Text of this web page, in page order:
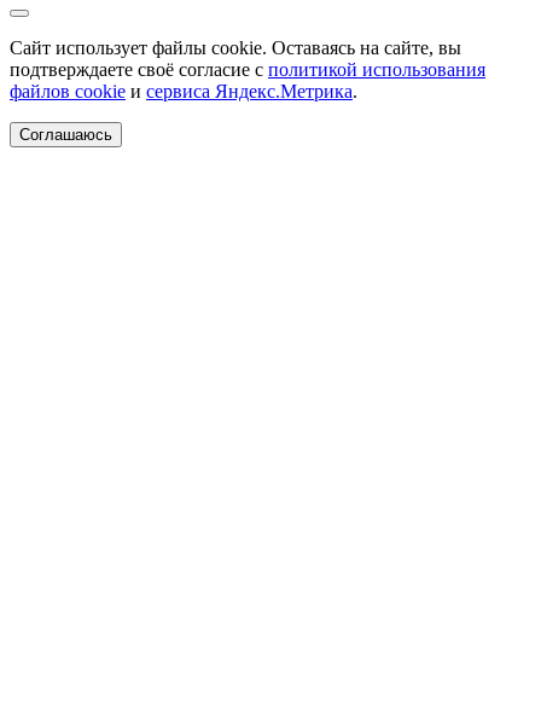
Сайт использует файлы cookie. Оставаясь на сайте, вы
подтверждаете своё согласие с политикой использования
файлов cookie и сервиса Яндекс.Метрика.
Соглашаюсь